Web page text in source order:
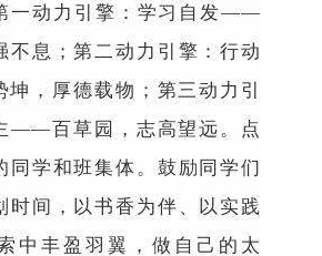
一动力引擎：学习自发——
不息；第二动力引擎：行动
坤，厚德载物；第三动力引
—— 百草园，志高望远。点
同学和班集体。鼓励同学们
时间，以书香为伴、以实践
中丰盈羽翼，做自己的太